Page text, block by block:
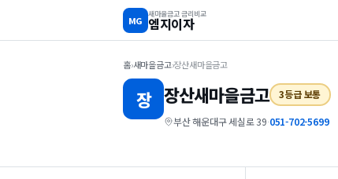
MG
새마을금고 금리비교
엠지이자
홈›새마을금고›장산새마을금고
장 장산새마을금고 3등급 보통
부산 해운대구 세실로 39·051-702-5699